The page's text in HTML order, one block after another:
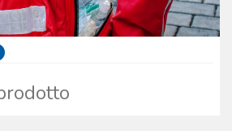
e soccorritori, con esperti di salvataggio